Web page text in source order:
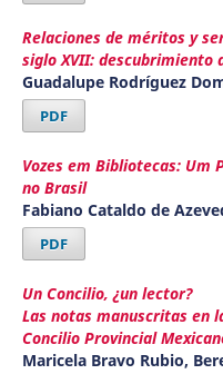
Relaciones de méritos y
siglo XVII: descubrimiento
Guadalupe Rodríguez
PDF
Vozes em Bibliotecas: Um
no Brasil
Fabiano Cataldo de
PDF
Un Concilio, ¿un lector?
Las notas manuscritas en
Concilio Provincial
Maricela Bravo Rubio,